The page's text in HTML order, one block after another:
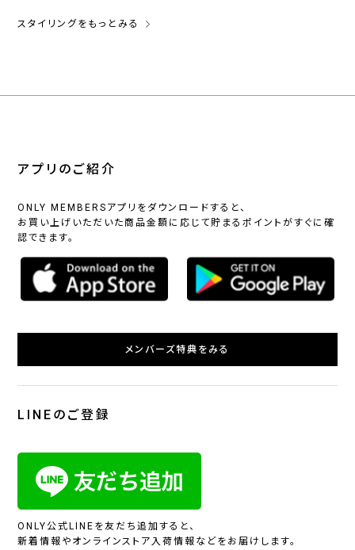
スタイリングをもっとみる
アプリのご紹介
ONLY MEMBERSアプリをダウンロードすると、
お買い上げいただいた商品金額に応じて貯まるポイントがすぐに確
認できます。
メンバーズ特典をみる
LINEのご登録
ONLY公式LINEを友だち追加すると、
新着情報やオンラインストア入荷情報などをお届けします。